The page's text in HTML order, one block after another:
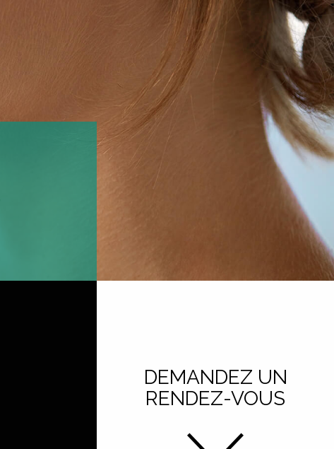
DEMANDEZ UN
RENDEZ-VOUS